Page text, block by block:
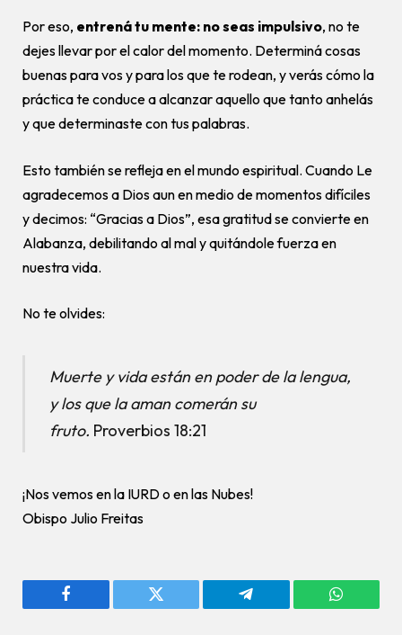
Por eso, entrená tu mente: no seas impulsivo, no te
dejes llevar por el calor del momento. Determiná cosas
buenas para vos y para los que te rodean, y verás cómo la
práctica te conduce a alcanzar aquello que tanto anhelás
y que determinaste con tus palabras.
Esto también se refleja en el mundo espiritual. Cuando Le
agradecemos a Dios aun en medio de momentos difíciles
y decimos: “Gracias a Dios”, esa gratitud se convierte en
Alabanza, debilitando al mal y quitándole fuerza en
nuestra vida.
No te olvides:
Muerte y vida están en poder de la lengua,
y los que la aman comerán su
fruto. Proverbios 18:21
¡Nos vemos en la IURD o en las Nubes!
Obispo Julio Freitas
Facebook Twitter Telegram